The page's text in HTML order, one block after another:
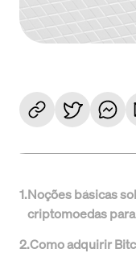
1.Noções básicas
criptomoedas
2.Como adquirir